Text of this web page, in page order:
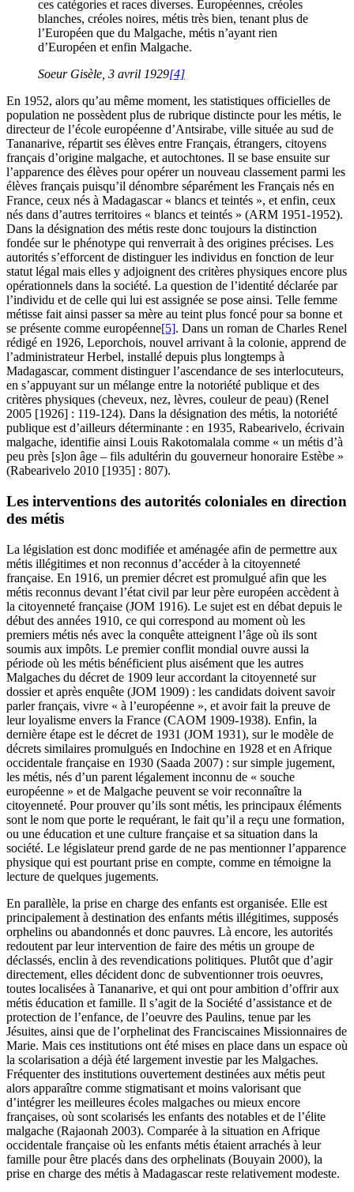
ces catégories et races diverses. Européennes, créoles
blanches, créoles noires, métis très bien, tenant plus de
l’Européen que du Malgache, métis n’ayant rien
d’Européen et enfin Malgache.
Soeur Gisèle, 3 avril 1929[4]
En 1952, alors qu’au même moment, les statistiques officielles de
population ne possèdent plus de rubrique distincte pour les métis, le
directeur de l’école européenne d’Antsirabe, ville située au sud de
Tananarive, répartit ses élèves entre Français, étrangers, citoyens
français d’origine malgache, et autochtones. Il se base ensuite sur
l’apparence des élèves pour opérer un nouveau classement parmi les
élèves français puisqu’il dénombre séparément les Français nés en
France, ceux nés à Madagascar « blancs et teintés », et enfin, ceux
nés dans d’autres territoires « blancs et teintés » (ARM 1951-1952).
Dans la désignation des métis reste donc toujours la distinction
fondée sur le phénotype qui renverrait à des origines précises. Les
autorités s’efforcent de distinguer les individus en fonction de leur
statut légal mais elles y adjoignent des critères physiques encore plus
opérationnels dans la société. La question de l’identité déclarée par
l’individu et de celle qui lui est assignée se pose ainsi. Telle femme
métisse fait ainsi passer sa mère au teint plus foncé pour sa bonne et
se présente comme européenne[5]. Dans un roman de Charles Renel
rédigé en 1926, Leporchois, nouvel arrivant à la colonie, apprend de
l’administrateur Herbel, installé depuis plus longtemps à
Madagascar, comment distinguer l’ascendance de ses interlocuteurs,
en s’appuyant sur un mélange entre la notoriété publique et des
critères physiques (cheveux, nez, lèvres, couleur de peau) (Renel
2005 [1926] : 119-124). Dans la désignation des métis, la notoriété
publique est d’ailleurs déterminante : en 1935, Rabearivelo, écrivain
malgache, identifie ainsi Louis Rakotomalala comme « un métis d’à
peu près [s]on âge – fils adultérin du gouverneur honoraire Estèbe »
(Rabearivelo 2010 [1935] : 807).
Les interventions des autorités coloniales en direction
des métis
La législation est donc modifiée et aménagée afin de permettre aux
métis illégitimes et non reconnus d’accéder à la citoyenneté
française. En 1916, un premier décret est promulgué afin que les
métis reconnus devant l’état civil par leur père européen accèdent à
la citoyenneté française (JOM 1916). Le sujet est en débat depuis le
début des années 1910, ce qui correspond au moment où les
premiers métis nés avec la conquête atteignent l’âge où ils sont
soumis aux impôts. Le premier conflit mondial ouvre aussi la
période où les métis bénéficient plus aisément que les autres
Malgaches du décret de 1909 leur accordant la citoyenneté sur
dossier et après enquête (JOM 1909) : les candidats doivent savoir
parler français, vivre « à l’européenne », et avoir fait la preuve de
leur loyalisme envers la France (CAOM 1909-1938). Enfin, la
dernière étape est le décret de 1931 (JOM 1931), sur le modèle de
décrets similaires promulgués en Indochine en 1928 et en Afrique
occidentale française en 1930 (Saada 2007) : sur simple jugement,
les métis, nés d’un parent légalement inconnu de « souche
européenne » et de Malgache peuvent se voir reconnaître la
citoyenneté. Pour prouver qu’ils sont métis, les principaux éléments
sont le nom que porte le requérant, le fait qu’il a reçu une formation,
ou une éducation et une culture française et sa situation dans la
société. Le législateur prend garde de ne pas mentionner l’apparence
physique qui est pourtant prise en compte, comme en témoigne la
lecture de quelques jugements.
En parallèle, la prise en charge des enfants est organisée. Elle est
principalement à destination des enfants métis illégitimes, supposés
orphelins ou abandonnés et donc pauvres. Là encore, les autorités
redoutent par leur intervention de faire des métis un groupe de
déclassés, enclin à des revendications politiques. Plutôt que d’agir
directement, elles décident donc de subventionner trois oeuvres,
toutes localisées à Tananarive, et qui ont pour ambition d’offrir aux
métis éducation et famille. Il s’agit de la Société d’assistance et de
protection de l’enfance, de l’oeuvre des Paulins, tenue par les
Jésuites, ainsi que de l’orphelinat des Franciscaines Missionnaires de
Marie. Mais ces institutions ont été mises en place dans un espace où
la scolarisation a déjà été largement investie par les Malgaches.
Fréquenter des institutions ouvertement destinées aux métis peut
alors apparaître comme stigmatisant et moins valorisant que
d’intégrer les meilleures écoles malgaches ou mieux encore
françaises, où sont scolarisés les enfants des notables et de l’élite
malgache (Rajaonah 2003). Comparée à la situation en Afrique
occidentale française où les enfants métis étaient arrachés à leur
famille pour être placés dans des orphelinats (Bouyain 2000), la
prise en charge des métis à Madagascar reste relativement modeste.